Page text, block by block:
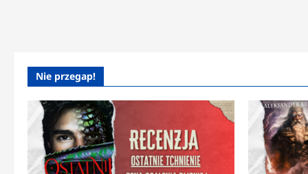
Nie przegap!